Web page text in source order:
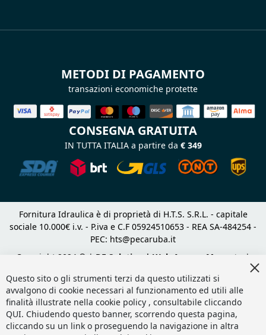
METODI DI PAGAMENTO
transazioni economiche protette
CONSEGNA GRATUITA
IN TUTTA ITALIA a partire da € 349
Fornitura Idraulica è di proprietà di H.T.S. S.R.L. - capitale
sociale 10.000€ i.v. - P.iva e C.F 05924510653 - REA SA-484254 -
PEC: hts@pecaruba.it
Copyright 2024 © | DF Solution | Web Agency Magento
|
Questo sito o gli strumenti terzi da questo utilizzati si
avvalgono di cookie necessari al funzionamento ed utili alle
finalità illustrate nella cookie policy , consultabile cliccando
QUI. Chiudendo questo banner, scorrendo questa pagina,
cliccando su un link o proseguendo la navigazione in altra